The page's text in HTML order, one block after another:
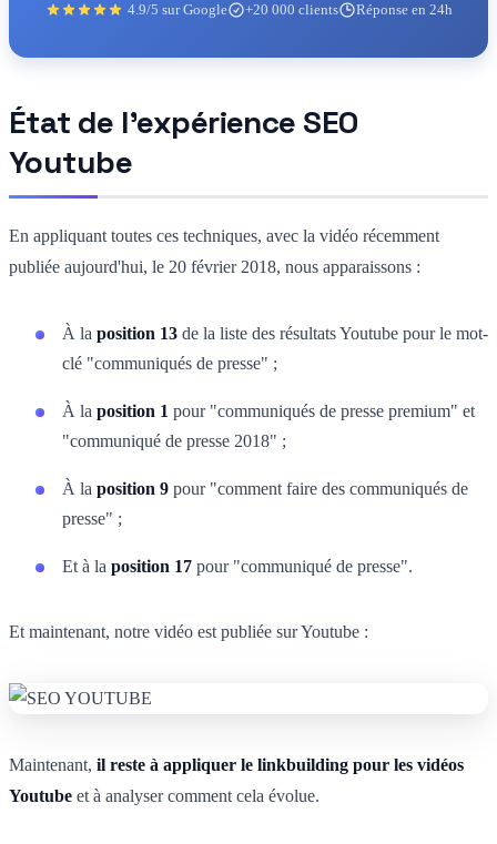
4.9/5 sur Google +20 000 clients Réponse en 24h
État de l'expérience SEO
Youtube
En appliquant toutes ces techniques, avec la vidéo récemment
publiée aujourd'hui, le 20 février 2018, nous apparaissons :
À la position 13 de la liste des résultats Youtube pour le mot-
clé "communiqués de presse" ;
À la position 1 pour "communiqués de presse premium" et
"communiqué de presse 2018" ;
À la position 9 pour "comment faire des communiqués de
presse" ;
Et à la position 17 pour "communiqué de presse".
Et maintenant, notre vidéo est publiée sur Youtube :
Maintenant, il reste à appliquer le linkbuilding pour les vidéos
Youtube et à analyser comment cela évolue.